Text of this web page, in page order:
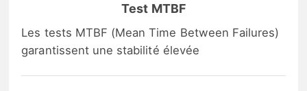
Test MTBF
Les tests MTBF (Mean Time Between Failures)
garantissent une stabilité élevée